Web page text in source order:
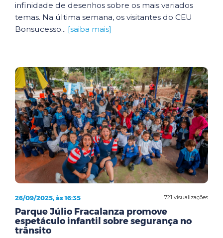
infinidade de desenhos sobre os mais variados
temas. Na última semana, os visitantes do CEU
Bonsucesso... [saiba mais]
721 visualizações
26/09/2025, às 16:35
Parque Júlio Fracalanza promove
espetáculo infantil sobre segurança no
trânsito